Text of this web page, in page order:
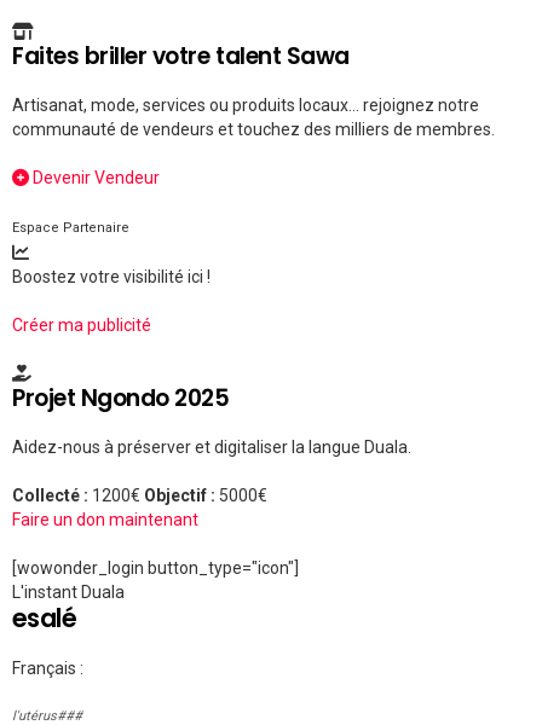
Faites briller votre talent Sawa
Artisanat, mode, services ou produits locaux... rejoignez notre
communauté de vendeurs et touchez des milliers de membres.
Devenir Vendeur
Espace Partenaire
Boostez votre visibilité ici !
Créer ma publicité
Projet Ngondo 2025
Aidez-nous à préserver et digitaliser la langue Duala.
Collecté : 1200€ Objectif : 5000€
Faire un don maintenant
[wowonder_login button_type="icon"]
L'instant Duala
esalé
Français :
l'utérus###